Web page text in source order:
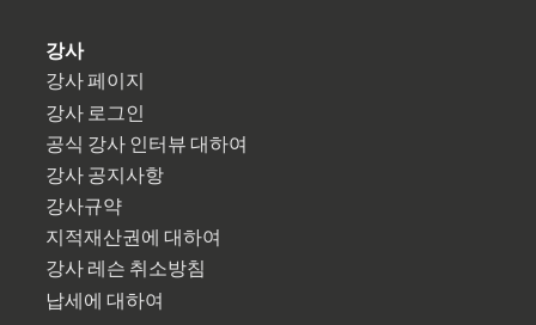
강사
강사 페이지
강사 로그인
공식 강사 인터뷰 대하여
강사 공지사항
강사규약
지적재산권에 대하여
강사 레슨 취소방침
납세에 대하여